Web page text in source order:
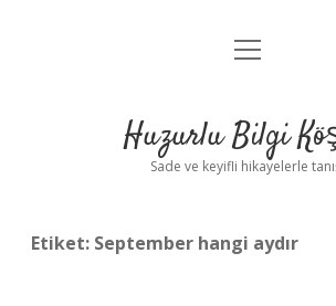
Anasayfa
Yasal Uyarı
menüyü
Huzurlu Bilgi
Sade ve keyifli hikayelerle
Etiket: September hangi aydır